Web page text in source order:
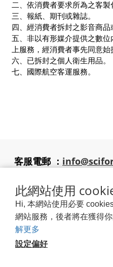
此網站使用
Hi, 本網站使用必要
網站服務，後者將在獲得
解更多
設定偏好
二、依消費者要求所為之客製
三、報紙、期刊或雜誌。
四、經消費者拆封之影音商品
五、非以有形媒介提供之數
上服務，經消費者事先同意始
六、已拆封之個人衛生用品。
七、國際航空客運服務。
客服電郵 ：
帳/
服務條款|